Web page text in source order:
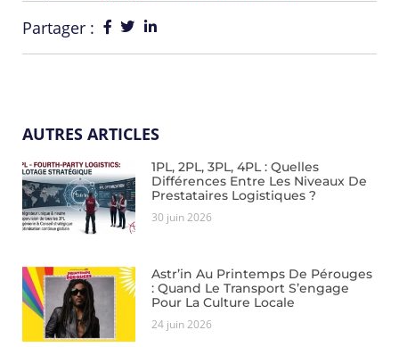
Partager :
AUTRES ARTICLES
1PL, 2PL, 3PL, 4PL : Quelles
Différences Entre Les Niveaux De
Prestataires Logistiques ?
30 juin 2026
Astr’in Au Printemps De Pérouges
: Quand Le Transport S’engage
Pour La Culture Locale
24 juin 2026